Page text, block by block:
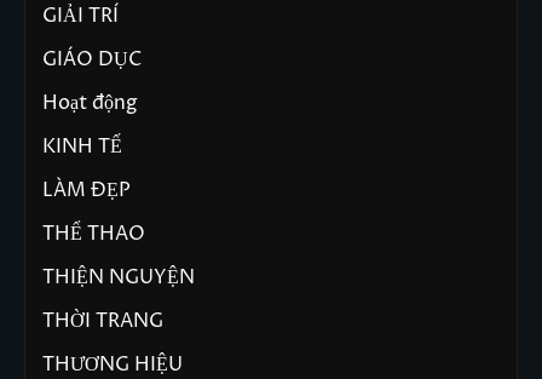
GIẢI TRÍ
GIÁO DỤC
Hoạt động
KINH TẾ
LÀM ĐẸP
THỂ THAO
THIỆN NGUYỆN
THỜI TRANG
THƯƠNG HIỆU